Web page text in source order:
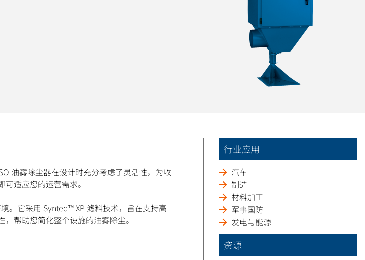
油雾除尘器在设计时充分考虑了灵活性，为收
适应您的运营需求。
。它采用 Synteq™ XP 滤料技术，旨在支持高
帮助您简化整个设施的油雾除尘。
行业应用
汽车
制造
材料加工
军事国防
发电与能源
资源